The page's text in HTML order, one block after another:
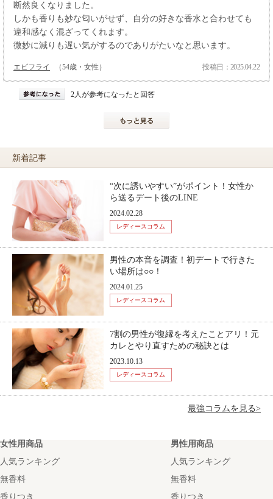
断然良くなりました。
しかも香りも妙な匂いがせず、自分の好きな香水と合わせても
違和感なく混ざってくれます。
微妙に減りも遅い気がするのでありがたいなと思います。
エビフライ （54歳・女性） 投稿日：2025.04.22
2人が参考になったと回答
新着記事
“次に誘いやすい”がポイント！女性か
ら送るデート後のLINE
2024.02.28
レディースコラム
男性の本音を調査！初デートで行きた
い場所は○○！
2024.01.25
レディースコラム
7割の男性が復縁を考えたことアリ！元
カレとやり直すための秘訣とは
2023.10.13
レディースコラム
最強コラムを見る>
女性用商品
人気ランキング
無香料
香りつき
男性用商品
人気ランキング
無香料
香りつき